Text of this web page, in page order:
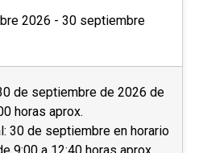
2026 - 30 septiembre
de septiembre de 2026 de
horas aprox.
30 de septiembre en horario